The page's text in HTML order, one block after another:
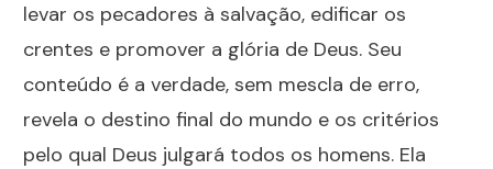
levar os pecadores à salvação, edificar os
crentes e promover a glória de Deus. Seu
conteúdo é a verdade, sem mescla de erro,
revela o destino final do mundo e os critérios
pelo qual Deus julgará todos os homens. Ela